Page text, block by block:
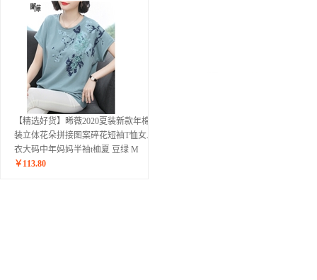
【精选好货】晞薇2020夏装新款年棉女
装立体花朵拼接图案碎花短袖T恤女上
衣大码中年妈妈半袖t桖夏 豆绿 M
￥ 113.80